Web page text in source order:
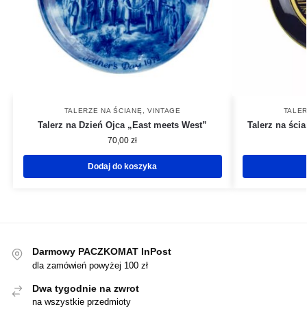
TALERZE NA ŚCIANĘ VINTAGE
Talerz na Dzień Ojca „East meets West”
70,00zł
Dodaj do koszyka
Talerz na
Darmowy PACZKOMAT InPost
dla zamówień powyżej 100 zł
Dwa tygodnie na zwrot
na wszystkie przedmioty